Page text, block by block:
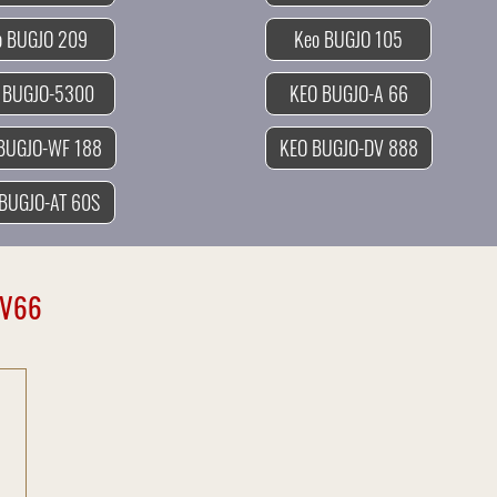
Keo BUGJO 209
Keo BUGJO 105
5300
KEO BUGJO-A 66
WF 188
KEO BUGJO-DV 888
AT 60S